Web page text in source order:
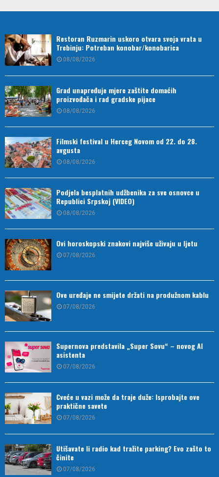
Restoran Ruzmarin uskoro otvara svoja vrata u
Trebinju: Potreban konobar/konobarica
08/08/2026
Grad unapređuje mjere zaštite domaćih
proizvođača i rad gradske pijace
08/08/2026
Filmski festival u Herceg Novom od 22. do 28.
avgusta
08/08/2026
Podjela besplatnih udžbenika za sve osnovce u
Republici Srpskoj (VIDEO)
08/08/2026
Ovi horoskopski znakovi najviše uživaju u ljetu
07/08/2026
Ove uređaje ne smijete držati na produžnom kablu
07/08/2026
Supernova predstavila „Super Sovu“ – novog AI
asistenta
07/08/2026
Cveće u vazi može da traje duže: Isprobajte ove
praktične savete
07/08/2026
Utišavate li radio kad tražite parking? Evo zašto to
činite
07/08/2026